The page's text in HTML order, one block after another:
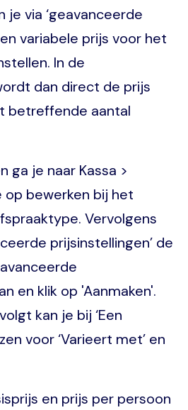
je via ‘geavanceerde
variabele prijs voor het
In de
dan direct de prijs
betreffende aantal
ga je naar Kassa >
op bewerken bij het
Vervolgens
prijsinstellingen’ de
en klik op 'Aanmaken'.
kan je bij ‘Een
voor ‘Varieert met’ en
en prijs per persoon